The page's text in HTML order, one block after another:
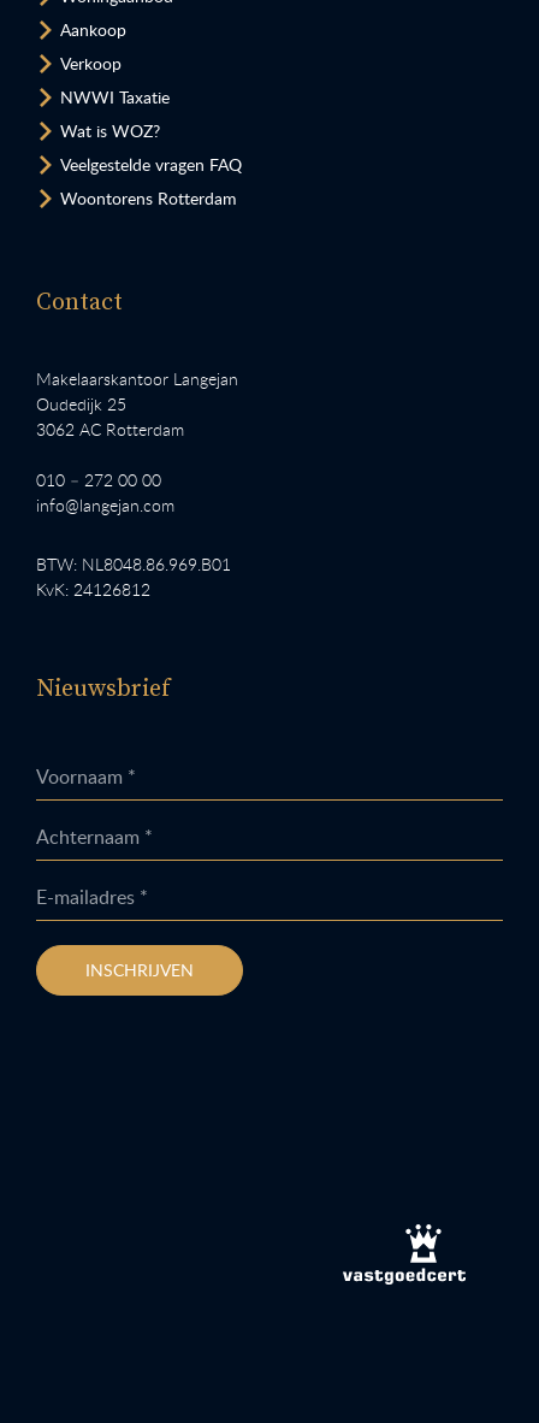
Aankoop
Verkoop
NWWI Taxatie
Wat is WOZ?
Veelgestelde vragen FAQ
Woontorens Rotterdam
Contact
Makelaarskantoor Langejan
Oudedijk 25
3062 AC Rotterdam
010 – 272 00 00
info@langejan.com
BTW: NL8048.86.969.B01
KvK: 24126812
Nieuwsbrief
Voornaam *
Achternaam *
E-mailadres *
INSCHRIJVEN